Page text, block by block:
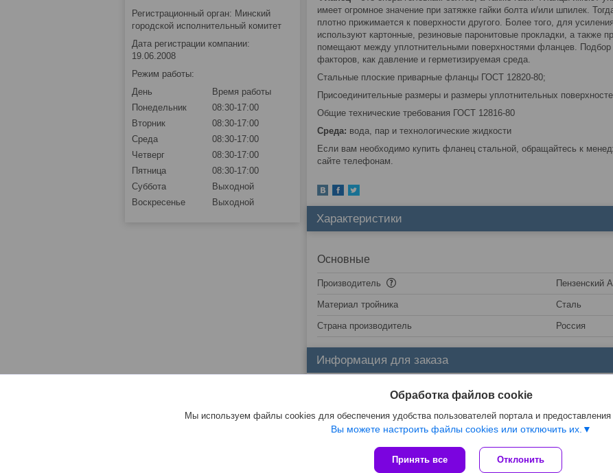
имеет огромное значение при затяжке гайки болта и/или шпилек.
плотно прижимается к поверхности другого. Более того, для
используют картонные, резиновые паронитовые прокладки, а также
помещают между уплотнительными поверхностями фланцев. Подбор
факторов, как давление и герметизируемая среда.
Стальные плоские приварные фланцы ГОСТ 12820-80;
Присоединительные размеры и размеры уплотнительных
Общие технические требования ГОСТ 12816-80
Среда: вода, пар и технологические жидкости
Если вам необходимо купить фланец стальной, обращайтесь к
сайте телефонам.
Характеристики
Основные
Производитель Пензенский
Материал тройника Сталь
Страна производитель Россия
Информация для заказа
Цену уточняйте
Регистрационный орган: Минский
городской исполнительный комитет
Дата регистрации компании:
19.06.2008
Режим работы:
День
Время работы
Понедельник
08:30-17:00
Вторник
08:30-17:00
Среда
08:30-17:00
Четверг
08:30-17:00
Пятница
08:30-17:00
Суббота
Выходной
Воскресенье
Выходной
Сайт создан на платформе Deal.by
Обработка файлов cookie
Мы используем файлы cookies для обеспечения удобства пользователей портала и
Вы можете настроить файлы cookies или отключить их.
Принять все Отклонить